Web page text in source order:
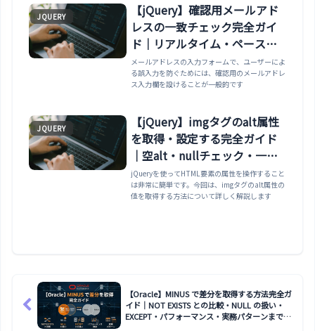
JQUERY
【jQuery】確認用メールアド
レスの一致チェック完全ガイ
ド｜リアルタイム・ペースト
禁止・送信制御・UXデザイン
まで
メールアドレスの入力フォームで、ユーザーによ
る誤入力を防ぐためには、確認用のメールアドレ
ス入力欄を設けることが一般的です
JQUERY
【jQuery】imgタグのalt属性
を取得・設定する完全ガイド
｜空alt・nullチェック・一括
処理・アクセシビリティまで
jQueryを使ってHTML要素の属性を操作すること
は非常に簡単です。今回は、imgタグのalt属性の
値を取得する方法について詳しく解説します
【Oracle】MINUS で差分を取得する方法完全ガ
イド｜NOT EXISTS との比較・NULL の扱い・
EXCEPT・パフォーマンス・実務パターンまで解